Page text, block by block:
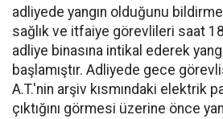
adliyede yangın olduğunu
sağlık ve itfaiye görevlileri saat
adliye binasına intikal ederek
başlamıştır. Adliyede gece
A.T.'nin arşiv kısmındaki elektrik
çıktığını görmesi üzerine önce